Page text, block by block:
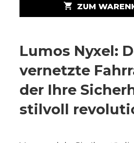
shopping_cart ZUM
Lumos Nyxel:
vernetzte
der Ihre
stilvoll